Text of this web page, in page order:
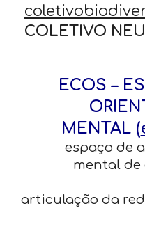
COLETIVO
ECOS –
MENTAL (
espaço de
mental de
articulação da